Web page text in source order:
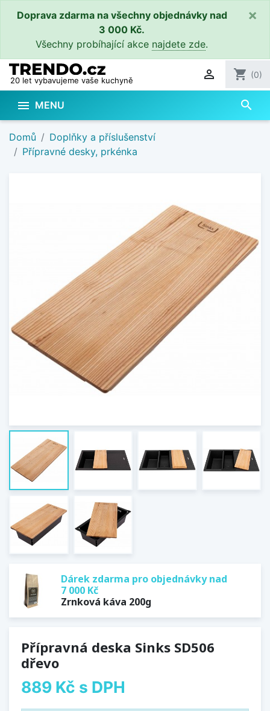
Doprava zdarma na všechny objednávky nad
3 000 Kč.
Všechny probíhající akce najdete zde.
×
20 let vybavujeme vaše kuchyně  shopping_cart (0)
 MENU search
Domů
Doplňky a příslušenství
Přípravné desky, prkénka
Dárek zdarma pro objednávky nad
7 000 Kč
Zrnková káva 200g
Přípravná deska Sinks SD506
dřevo
889 Kč s DPH